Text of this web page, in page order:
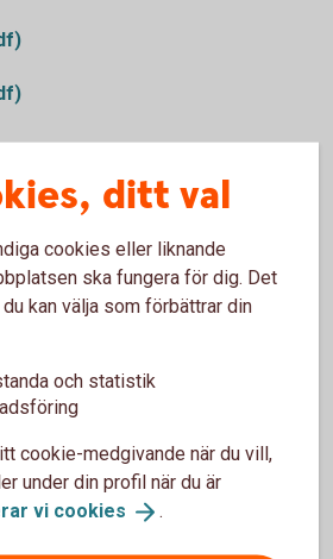
för Warranter
för Bevis
ditt val
cookies eller liknande
ska fungera för dig. Det
kan välja som förbättrar din
och statistik
cookie-medgivande när du vill,
under din profil när du är
vi cookies .